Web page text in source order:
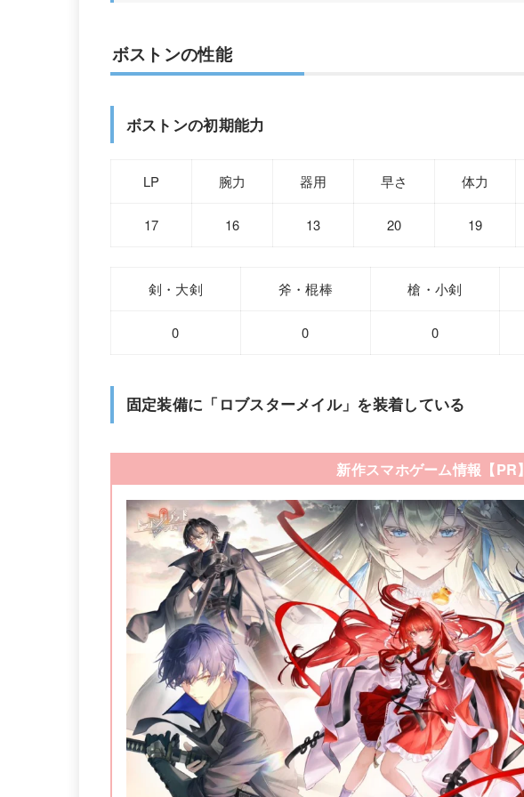
ボストンの性能
ボストンの初期能力
LP 腕力 器用 早さ 体力
17 16 13 20 19
剣・大剣 斧・棍棒 槍・小剣
0 0 0
固定装備に「ロブスターメイル」を装着している
新作スマホゲーム情報【PR】